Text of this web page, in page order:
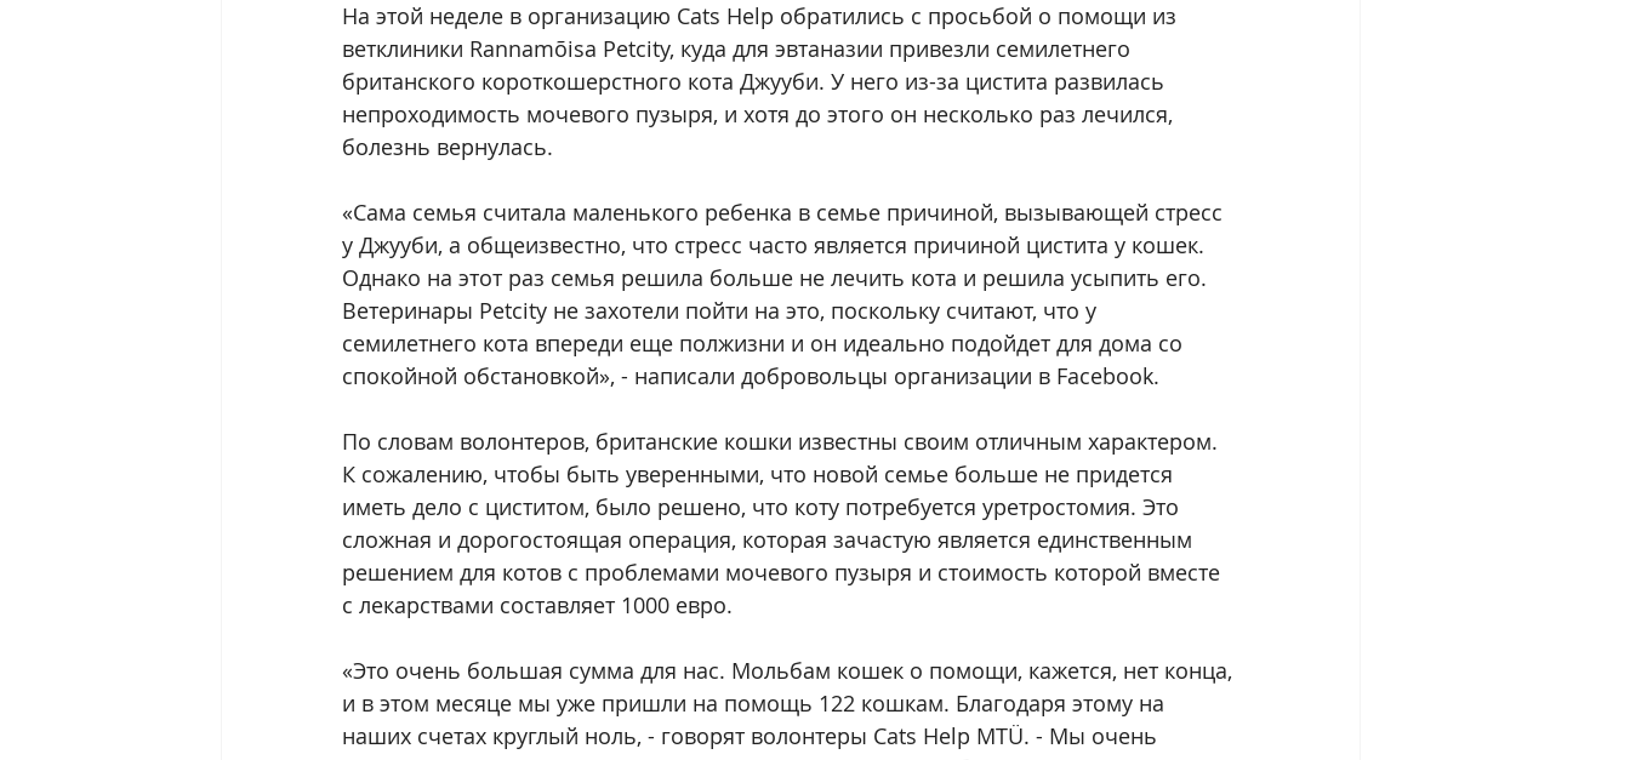
На этой неделе в организацию Cats Help обратились с просьбой о помощи из
ветклиники Rannamõisa Petcity, куда для эвтаназии привезли семилетнего
британского короткошерстного кота Джууби. У него из-за цистита развилась
непроходимость мочевого пузыря, и хотя до этого он несколько раз лечился,
болезнь вернулась.
«Сама семья считала маленького ребенка в семье причиной, вызывающей стресс
у Джууби, а общеизвестно, что стресс часто является причиной цистита у кошек.
Однако на этот раз семья решила больше не лечить кота и решила усыпить его.
Ветеринары Petcity не захотели пойти на это, поскольку считают, что у
семилетнего кота впереди еще полжизни и он идеально подойдет для дома со
спокойной обстановкой», - написали добровольцы организации в Facebook.
По словам волонтеров, британские кошки известны своим отличным характером.
К сожалению, чтобы быть уверенными, что новой семье больше не придется
иметь дело с циститом, было решено, что коту потребуется уретростомия. Это
сложная и дорогостоящая операция, которая зачастую является единственным
решением для котов с проблемами мочевого пузыря и стоимость которой вместе
с лекарствами составляет 1000 евро.
«Это очень большая сумма для нас. Мольбам кошек о помощи, кажется, нет конца,
и в этом месяце мы уже пришли на помощь 122 кошкам. Благодаря этому на
наших счетах круглый ноль, - говорят волонтеры Cats Help MTÜ. - Мы очень